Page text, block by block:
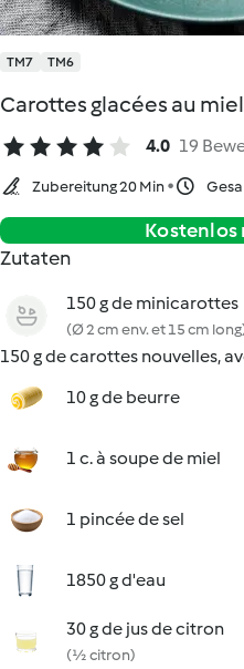
TM7 TM6
Carottes glacées au miel
4.0 19
Zubereitung 20 Min
Kostenlos
Zutaten
150 g de minicarottes
(Ø 2 cm env. et 15 cm
150 g de carottes nouvelles,
10 g de beurre
1 c. à soupe de miel
1 pincée de sel
1850 g d'eau
30 g de jus de citron
(½ citron)